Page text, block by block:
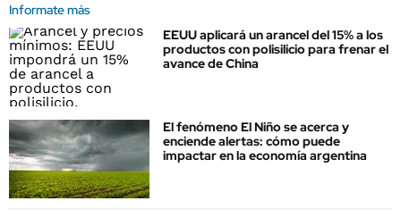
Informate más
EEUU aplicará un arancel del 15% a los
productos con polisilicio para frenar el
avance de China
El fenómeno El Niño se acerca y
enciende alertas: cómo puede
impactar en la economía argentina